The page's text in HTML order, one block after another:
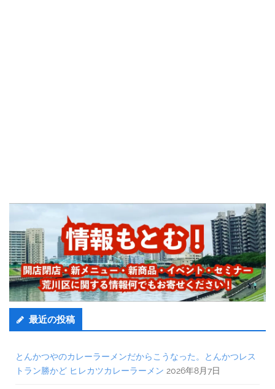
最近の投稿
とんかつやのカレーラーメンだからこうなった。とんかつレス
トラン勝かど ヒレカツカレーラーメン 2026年8月7日